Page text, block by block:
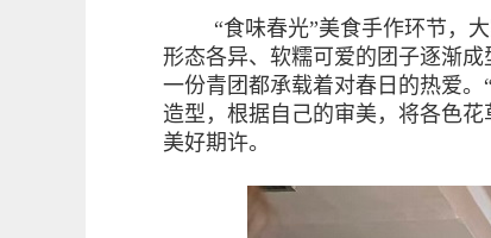
“食味春光”美食手作环节，
形态各异、软糯可爱的团子逐渐
一份青团都承载着对春日的热爱
造型，根据自己的审美，将各色
美好期许。